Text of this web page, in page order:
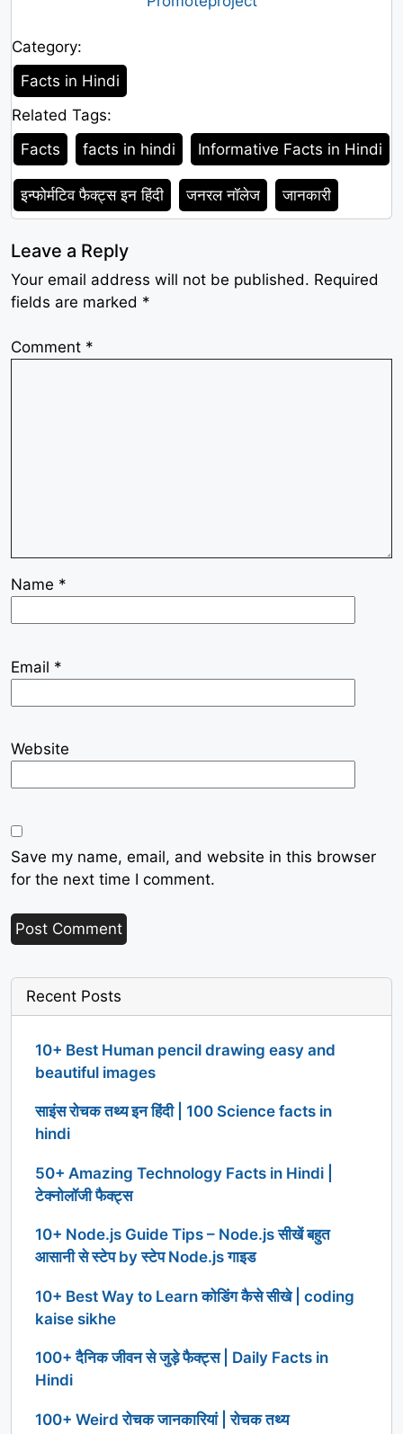
Category:
Category
Facts in Hindi
Related Tags:
Tags
Facts facts in hindi Informative Facts in Hindi
इन्फोर्मटिव फैक्ट्स इन हिंदी जनरल नॉलेज जानकारी
Leave a Reply
Your email address will not be published. Required
fields are marked *
Comment *
Name *
Email *
Website
Save my name, email, and website in this browser
for the next time I comment.
Recent Posts
10+ Best Human pencil drawing easy and
beautiful images
साइंस रोचक तथ्य इन हिंदी | 100 Science facts in
hindi
50+ Amazing Technology Facts in Hindi |
टेक्नोलॉजी फैक्ट्स
10+ Node.js Guide Tips – Node.js सीखें बहुत
आसानी से स्टेप by स्टेप Node.js गाइड
10+ Best Way to Learn कोडिंग कैसे सीखे | coding
kaise sikhe
100+ दैनिक जीवन से जुड़े फैक्ट्स | Daily Facts in
Hindi
100+ Weird रोचक जानकारियां | रोचक तथ्य